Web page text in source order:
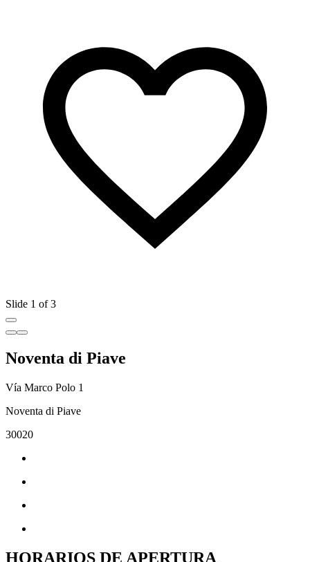
Slide 1 of 3
Noventa di Piave
Vía Marco Polo 1
Noventa di Piave
30020
HORARIOS DE APERTURA